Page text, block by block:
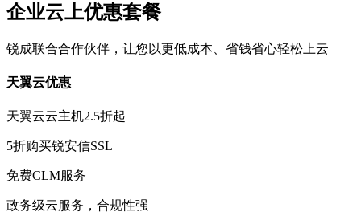
企业云上优惠套餐
锐成联合合作伙伴，让您以更低成本、省钱省心轻松上云
天翼云优惠
天翼云云主机2.5折起
5折购买锐安信SSL
免费CLM服务
政务级云服务，合规性强